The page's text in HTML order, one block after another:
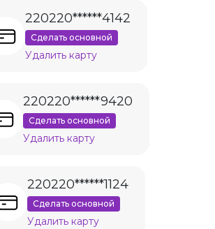
220220******4142
Сделать основной
Удалить карту
220220******9420
Сделать основной
Удалить карту
220220******1124
Сделать основной
Удалить карту